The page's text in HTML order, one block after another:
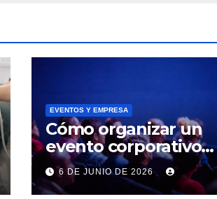
EVENTOS Y EMPRESA
Cómo organizar un
evento corporativo:
guía paso a paso
6 DE JUNIO DE 2026